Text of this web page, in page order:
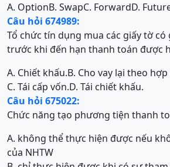
A. OptionB. SwapC. ForwardD.
Câu hỏi 674989:
Tổ chức tín dụng mua các giấy tờ có
trước khi đến hạn thanh toán được
A. Chiết khấu.B. Cho vay lại theo
C. Tái cấp vốn.D. Tái chiết khấu.
Câu hỏi 675022:
Chức năng tạo phương tiện thanh
A. không thể thực hiện được nếu
của NHTW